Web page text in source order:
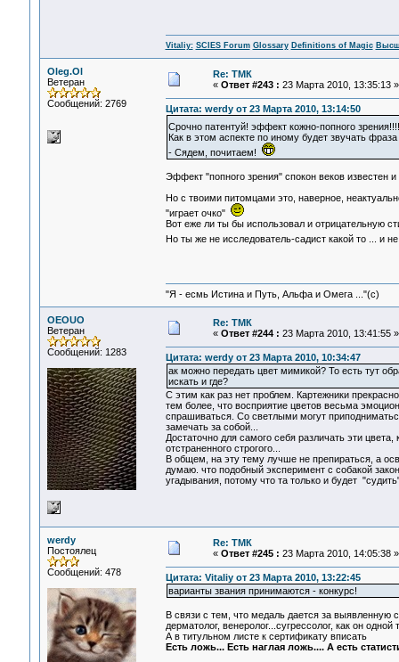
Vitaliy: SCIES Forum Glossary Definitions of Magic
Oleg.Ol
Ветеран
Сообщений: 2769
Re: ТМК
« Ответ #243 : 23 Марта 2010, 13:35:13 »
Цитата: werdy от 23 Марта 2010, 13:14:50
Срочно патентуй! эффект кожно-попного
Как в этом аспекте по иному будет звучать фраза
- Сядем, почитаем!
Эффект "попного зрения" спокон веков известен
Но с твоими питомцами это, наверное,
"играет очко"
Вот еже ли ты бы использовал и отрицательную
Но ты же не исследователь-садист какой то ... и
"Я - есмь Истина и Путь, Альфа и Омега ..."(с)
OEOUO
Ветеран
Сообщений: 1283
Re: ТМК
« Ответ #244 : 23 Марта 2010, 13:41:55 »
Цитата: werdy от 23 Марта 2010, 10:34:47
ак можно передать цвет мимикой? То есть тут
искать и где?
С этим как раз нет проблем. Картежники
тем более, что восприятие цветов весьма
спрашиваться. Со светлыми могут
замечать за собой...
Достаточно для самого себя различать эти
отстраненного строгого...
В общем, на эту тему лучше не препираться, а
думаю. что подобный эксперимент с собакой
угадывания, потому что та только и будет
werdy
Постоялец
Сообщений: 478
Re: ТМК
« Ответ #245 : 23 Марта 2010, 14:05:38 »
Цитата: Vitaliy от 23 Марта 2010, 13:22:45
варианты звания принимаются - конкурс!
В связи с тем, что медаль дается за выявленную
дерматолог, венеролог...сугрессолог, как он
А в титульном листе к сертификату вписать
Есть ложь... Есть наглая ложь.... А есть